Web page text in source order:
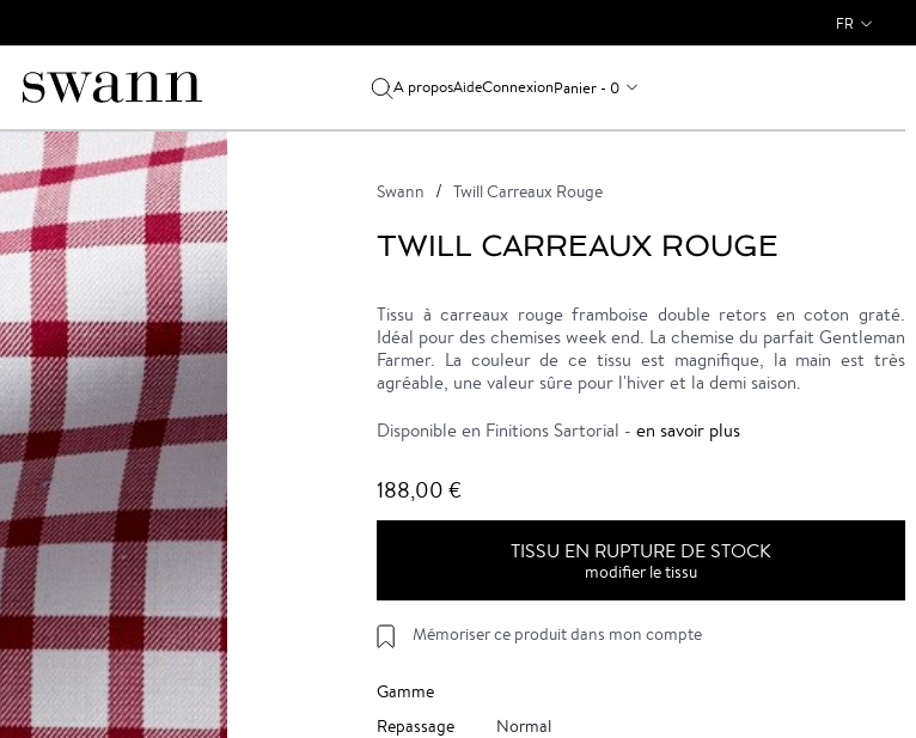
FR
A proposAideConnexionPanier - 0
Swann Twill Carreaux Rouge
TWILL CARREAUX ROUGE
Tissu à carreaux rouge framboise double retors en coton graté.
Idéal pour des chemises week end. La chemise du parfait Gentleman
Farmer. La couleur de ce tissu est magnifique, la main est très
agréable, une valeur sûre pour l'hiver et la demi saison.
Disponible en Finitions Sartorial - en savoir plus
188,00 €
TISSU EN RUPTURE DE STOCK
modifier le tissu
Mémoriser ce produit dans mon compte
Gamme
Repassage
Normal